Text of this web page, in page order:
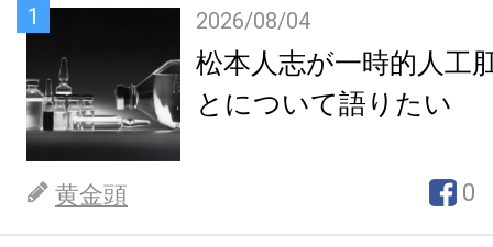
1 2026/08/04
松本人志が一時的人工
とについて語りたい
黄金頭 0